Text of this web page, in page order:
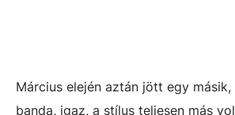
Március elején aztán jött egy
banda, igaz, a stílus teljesen más